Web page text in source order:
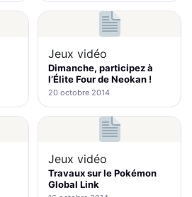
Jeux vidéo
Dimanche, participez à
l’Élite Four de Neokan !
20 octobre 2014
Jeux vidéo
Travaux sur le Pokémon
Global Link